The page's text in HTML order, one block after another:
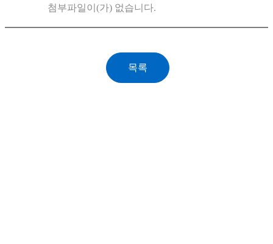
첨부파일이(가) 없습니다.